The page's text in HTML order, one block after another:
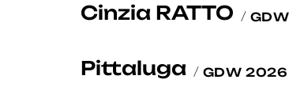
Cinzia RATTO
GDW 2026
Pittaluga